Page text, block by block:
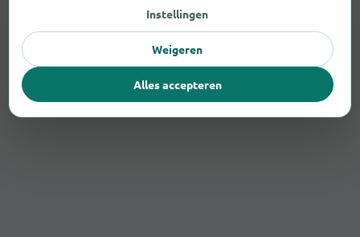
Instellingen
Weigeren
Alles accepteren